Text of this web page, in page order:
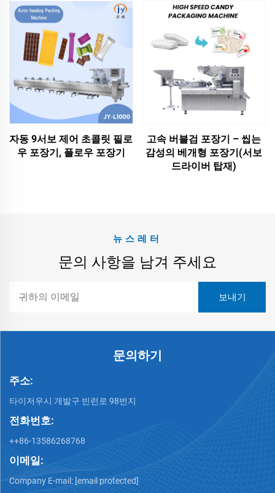
자동 9서보 제어 초콜릿 필로
우 포장기, 플로우 포장기
고속 버블검 포장기 – 씹는
감성의 베개형 포장기(서보
드라이버 탑재)
뉴스레터
문의 사항을 남겨 주세요
문의하기
주소:
타이저우시 개발구 빈런로 98번지
전화번호:
++86-13586268768
이메일:
Company E-mail: [email protected]